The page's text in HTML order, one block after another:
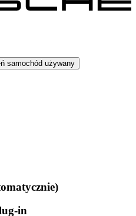
samochód używany
in